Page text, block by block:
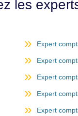
les
Expert
Expert
Expert
Expert
Expert